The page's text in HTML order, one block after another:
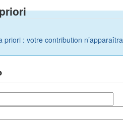
: votre contribution